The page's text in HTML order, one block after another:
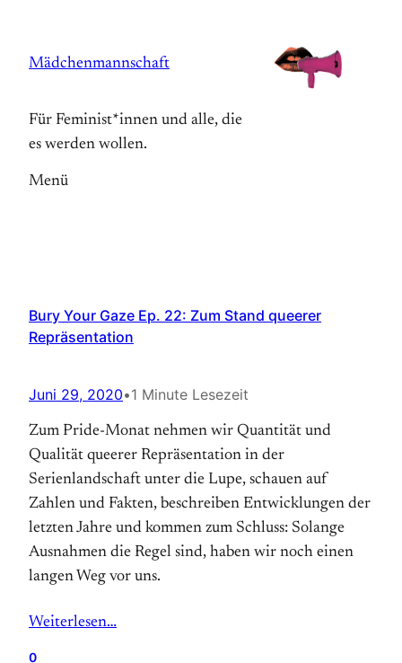
springen
Mädchenmannschaft
Für Feminist*innen und alle, die
es werden wollen.
Menü
Bury Your Gaze Ep. 22: Zum Stand queerer
Repräsentation
Juni 29, 2020•1 Minute Lesezeit
Zum Pride-Monat nehmen wir Quantität und
Qualität queerer Repräsentation in der
Serienlandschaft unter die Lupe, schauen auf
Zahlen und Fakten, beschreiben Entwicklungen der
letzten Jahre und kommen zum Schluss: Solange
Ausnahmen die Regel sind, haben wir noch einen
langen Weg vor uns.
Weiterlesen…
0